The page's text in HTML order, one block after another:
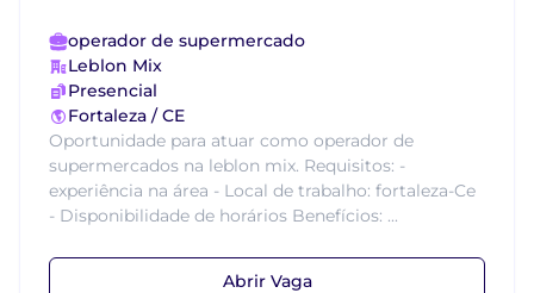
operador de supermercado
Leblon Mix
Presencial
Fortaleza / CE
Oportunidade para atuar como operador de
supermercados na leblon mix. Requisitos: -
experiência na área - Local de trabalho: fortaleza-Ce
- Disponibilidade de horários Benefícios: ...
Abrir Vaga